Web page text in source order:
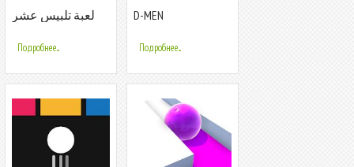
لعبة تلبيس عشر
Подробнее...
D-MEN
Подробнее...